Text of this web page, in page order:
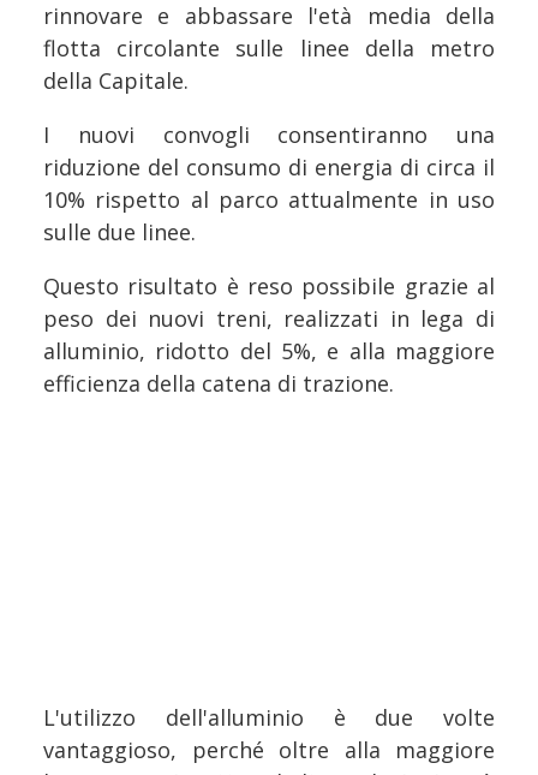
rinnovare e abbassare l'età media della
flotta circolante sulle linee della metro
della Capitale.
I nuovi convogli consentiranno una
riduzione del consumo di energia di circa il
10% rispetto al parco attualmente in uso
sulle due linee.
Questo risultato è reso possibile grazie al
peso dei nuovi treni, realizzati in lega di
alluminio, ridotto del 5%, e alla maggiore
efficienza della catena di trazione.
L'utilizzo dell'alluminio è due volte
vantaggioso, perché oltre alla maggiore